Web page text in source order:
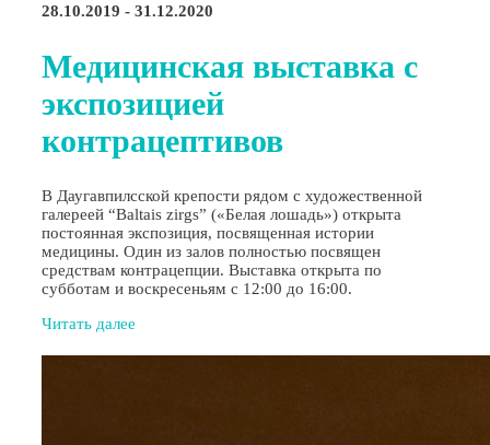
28.10.2019 - 31.12.2020
Медицинская выставка с
экспозицией
контрацептивов
В Даугавпилсской крепости рядом с художественной
галереей “Baltais zirgs” («Белая лошадь») открыта
постоянная экспозиция, посвященная истории
медицины. Один из залов полностью посвящен
средствам контрацепции. Выставка открыта по
субботам и воскресеньям с 12:00 до 16:00.
Читать далее